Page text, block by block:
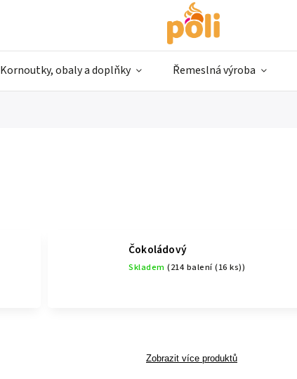
Kornoutky, obaly a doplňky Řemeslná výroba
Čokoládový
Skladem (214 balení (16 ks))
Zobrazit více produktů